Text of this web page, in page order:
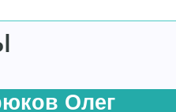
Олег